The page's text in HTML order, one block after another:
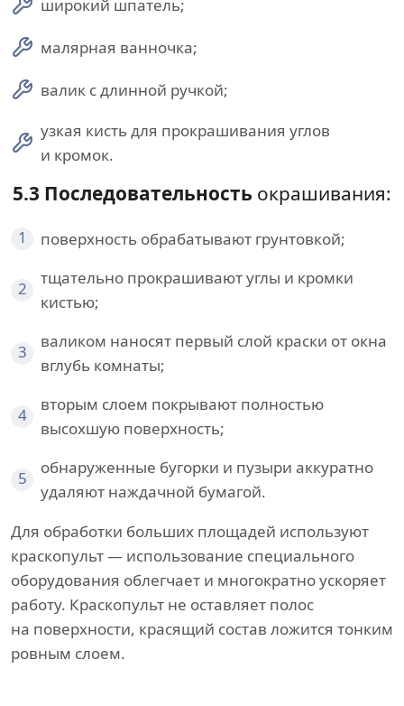
широкий шпатель;
малярная ванночка;
валик с длинной ручкой;
узкая кисть для прокрашивания углов
и кромок.
5.3 Последовательность окрашивания:
1 поверхность обрабатывают грунтовкой;
2
тщательно прокрашивают углы и кромки
кистью;
3
валиком наносят первый слой краски от окна
вглубь комнаты;
4
вторым слоем покрывают полностью
высохшую поверхность;
5
обнаруженные бугорки и пузыри аккуратно
удаляют наждачной бумагой.
Для обработки больших площадей используют
краскопульт — использование специального
оборудования облегчает и многократно ускоряет
работу. Краскопульт не оставляет полос
на поверхности, красящий состав ложится тонким
ровным слоем.